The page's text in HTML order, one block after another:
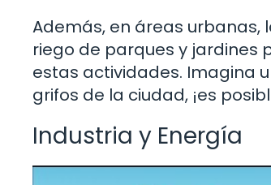
Además, en áreas
riego de parques y jardines
estas actividades. Imagina
grifos de la ciudad, ¡es
Industria y Energía